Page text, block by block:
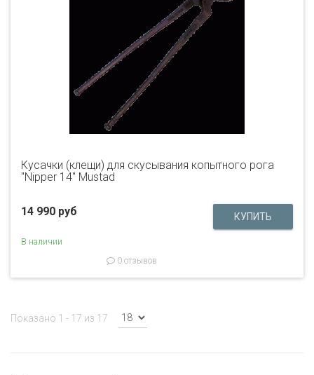
Кусачки (клещи) для скусывания копытного рога
"Nipper 14" Mustad
14 990 руб
В наличии
0 отзывов
Показано 1 - 17 из 17